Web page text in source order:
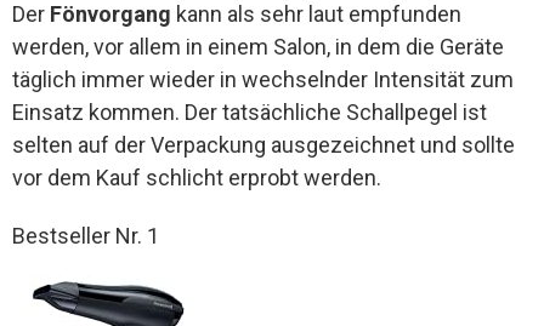
Der Fönvorgang kann als sehr laut empfunden
werden, vor allem in einem Salon, in dem die Geräte
täglich immer wieder in wechselnder Intensität zum
Einsatz kommen. Der tatsächliche Schallpegel ist
selten auf der Verpackung ausgezeichnet und sollte
vor dem Kauf schlicht erprobt werden.
Bestseller Nr. 1